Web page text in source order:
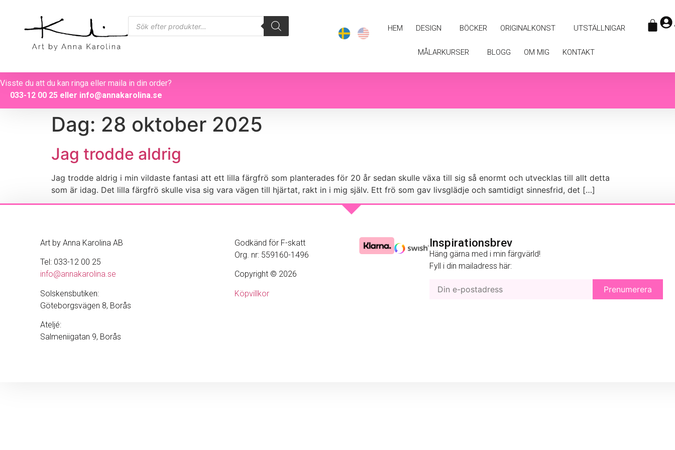
HEM DESIGN BÖCKER ORIGINALKONST UTSTÄLLNIGAR
MÅLARKURSER BLOGG OM MIG KONTAKT
Visste du att du kan ringa eller maila in din order?
033-12 00 25eller info@annakarolina.se
Dag: 28 oktober 2025
Jag trodde aldrig
Jag trodde aldrig i min vildaste fantasi att ett lilla färgfrö som planterades för 20 år sedan skulle växa till sig så enormt och utvecklas till allt detta
som är idag. Det lilla färgfrö skulle visa sig vara vägen till hjärtat, rakt in i mig själv. Ett frö som gav livsglädje och samtidigt sinnesfrid, det […]
Art by Anna Karolina AB
Tel: 033-12 00 25
info@annakarolina.se
Solskensbutiken:
Göteborgsvägen 8, Borås
Ateljé:
Salmeniigatan 9, Borås
Godkänd för F-skatt
Org. nr: 559160-1496
Copyright © 2026
Köpvillkor
Inspirationsbrev
Häng gärna med i min färgvärld!
Fyll i din mailadress här: